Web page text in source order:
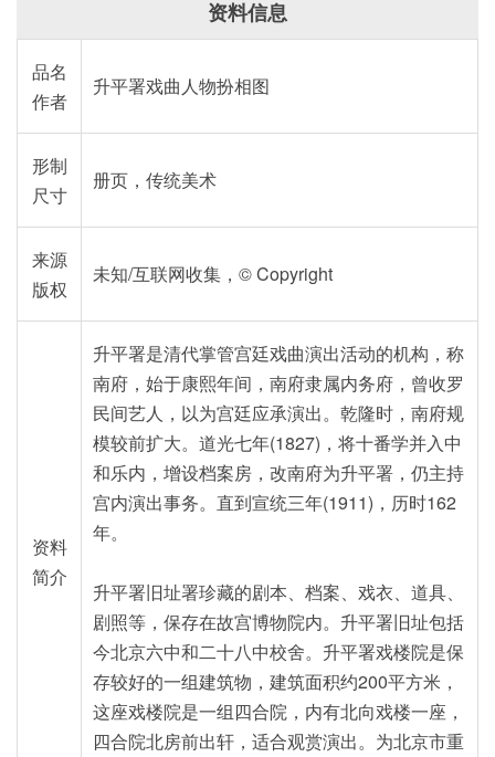
资料信息
品名
作者
升平署戏曲人物扮相图
形制
尺寸
册页，传统美术
来源
版权
未知/互联网收集，© Copyright
资料
简介
升平署是清代掌管宫廷戏曲演出活动的机构，称
南府，始于康熙年间，南府隶属内务府，曾收罗
民间艺人，以为宫廷应承演出。乾隆时，南府规
模较前扩大。道光七年(1827)，将十番学并入中
和乐内，增设档案房，改南府为升平署，仍主持
宫内演出事务。直到宣统三年(1911)，历时162
年。
升平署旧址署珍藏的剧本、档案、戏衣、道具、
剧照等，保存在故宫博物院内。升平署旧址包括
今北京六中和二十八中校舍。升平署戏楼院是保
存较好的一组建筑物，建筑面积约200平方米，
这座戏楼院是一组四合院，内有北向戏楼一座，
四合院北房前出轩，适合观赏演出。为北京市重